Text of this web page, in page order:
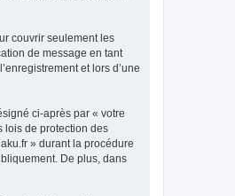
couvrir seulement les
de message en tant
et lors d’une
ci-après par « votre
lois de protection des
» durant la procédure
De plus, dans